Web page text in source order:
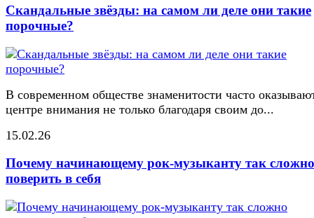
Скандальные звёзды: на самом ли деле они такие
порочные?
В современном обществе знаменитости часто
центре внимания не только благодаря своим до...
15.02.26
Почему начинающему рок-музыканту так сложно
поверить в себя